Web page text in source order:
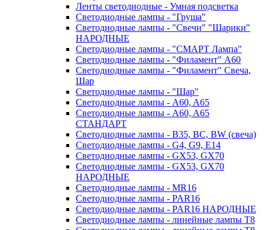
Ленты светодиодные - Умная подсветка
Светодиодные лампы - "Груша"
Светодиодные лампы - "Свечи" "Шарики"
НАРОДНЫЕ
Светодиодные лампы - "СМАРТ Лампа"
Светодиодные лампы - "Филамент" A60
Светодиодные лампы - "Филамент" Свеча,
Шар
Светодиодные лампы - "Шар"
Светодиодные лампы - A60, A65
Светодиодные лампы - A60, A65
СТАНДАРТ
Светодиодные лампы - B35, BC, BW (свеча)
Светодиодные лампы - G4, G9, Е14
Светодиодные лампы - GX53, GX70
Светодиодные лампы - GX53, GX70
НАРОДНЫЕ
Светодиодные лампы - MR16
Светодиодные лампы - PAR16
Светодиодные лампы - PAR16 НАРОДНЫЕ
Светодиодные лампы - линейные лампы T8